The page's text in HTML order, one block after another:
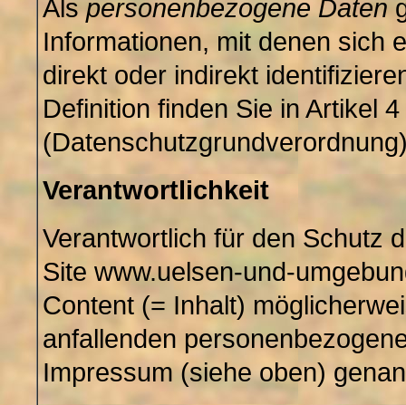
Alspersonenbezogene Daten
Informationen, mit denen sich
direkt oder indirekt
Definition finden Sie in Artikel
Verantwortlichkeit
Verantwortlich für den Schutz
Site www.uelsen-und-
Content (= Inhalt)
anfallenden
Impressum (siehe oben)